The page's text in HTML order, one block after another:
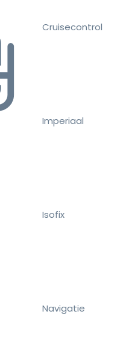
Cruisecontrol
Imperiaal
Isofix
Navigatie